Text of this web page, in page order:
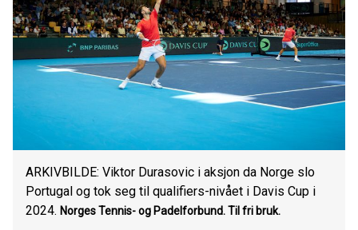
ARKIVBILDE: Viktor Durasovic i aksjon da Norge slo
Portugal og tok seg til qualifiers-nivået i Davis Cup i
2024. Norges Tennis- og Padelforbund.Til fri bruk.